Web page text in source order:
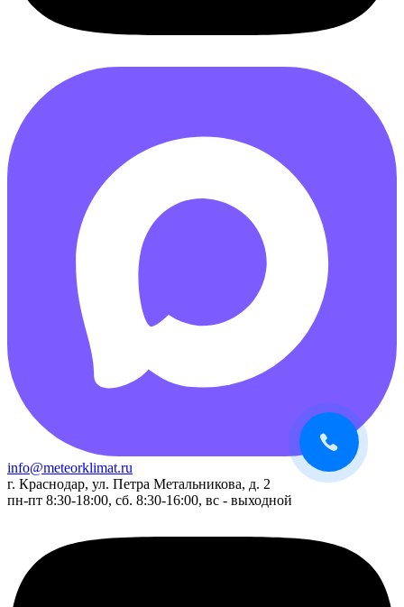
info@meteorklimat.ru
г. Краснодар, ул. Петра Метальникова, д. 2
пн-пт 8:30-18:00, сб. 8:30-16:00, вс - выходной